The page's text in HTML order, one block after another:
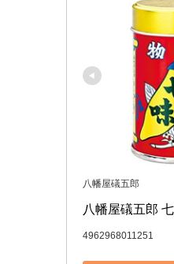
八幡屋礒五郎
八幡屋礒五郎
4962968011251